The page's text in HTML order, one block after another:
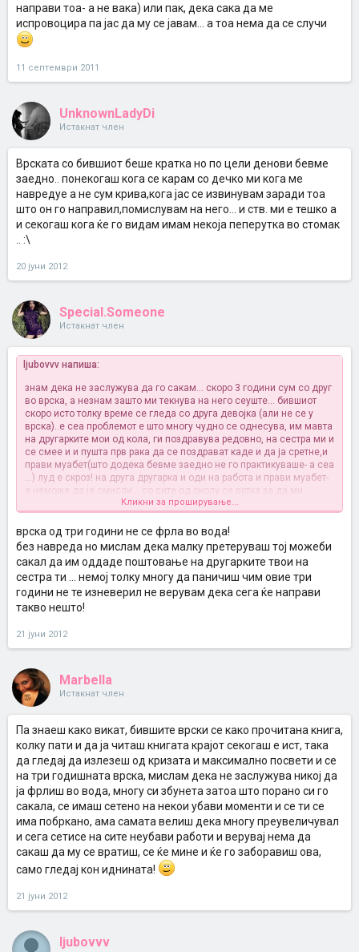
направи тоа- а не вака) или пак, дека сака да ме
испровоцира па јас да му се јавам... а тоа нема да се случи
11 септември 2011
UnknownLadyDi
Истакнат член
Врската со бившиот беше кратка но по цели денови бевме
заедно.. понекогаш кога се карам со дечко ми кога ме
навредуе а не сум крива,кога јас се извинувам заради тоа
што он го направил,помислувам на него... и ств. ми е тешко а
и секогаш кога ќе го видам имам некоја пеперутка во стомак
.. :\
20 јуни 2012
Special.Someone
Истакнат член
ljubovvv напиша:
знам дека не заслужува да го сакам... скоро 3 години сум со друг
во врска, а незнам зашто ми текнува на него сеуште... бившиот
скоро исто толку време се гледа со друга девојка (али не се у
врска)..е сеа проблемот е што многу чудно се однесува, им мавта
на другарките мои од кола, ги поздравува редовно, на сестра ми и
се смее и и пушта прв рака да се поздрават каде и да ја сретне,и
прави муабет(што додека бевме заедно не го практикуваше- а сеа
...) луд е скроз! на друга другарка и оди на работа и прави муабет-
а неможе да ја смисли... со сите од околу се вртка за да ми
пренесат дека го виделе и бла бла
ми е страв дека сеуште го сакам... а од друга страна си се тешам
дека ова ми е само криза- што се надевам дека ќе ми помине!
и дали стварно по луѓево иде само за да ми пренесат?... не беше
таков- што ли му станало(мора многу да му фалам) help а овој
сега- баш е срце и се што сакам ми исполнува и за се е тука и ме
сака и ме почитува, и што ми е на мене незнам ..не заслужува
вака да му правам
Кликни за проширување...
врска од три години не се фрла во вода!
без навреда но мислам дека малку претеруваш тој можеби
сакал да им оддаде поштовање на другарките твои на
сестра ти ... немој толку многу да паничиш чим овие три
години не те изневерил не верувам дека сега ќе направи
такво нешто!
21 јуни 2012
Marbella
Истакнат член
Па знаеш како викат, бившите врски се како прочитана книга,
колку пати и да ја читаш книгата крајот секогаш е ист, така
да гледај да излезеш од кризата и максимално посвети и се
на три годишната врска, мислам дека не заслужува никој да
ја фрлиш во вода, многу си збунета затоа што порано си го
сакала, се имаш сетено на некои убави моменти и се ти се
има побркано, ама самата велиш дека многу преувеличувал
и сега сетисе на сите неубави работи и верувај нема да
сакаш да му се вратиш, се ќе мине и ќе го заборавиш ова,
само гледај кон иднината!
21 јуни 2012
ljubovvv